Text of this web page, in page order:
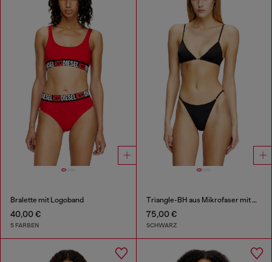
Bralette mit Logoband
40,00 €
5 FARBEN
Triangle-BH aus Mikrofaser mit Oval D-Detail
75,00 €
SCHWARZ